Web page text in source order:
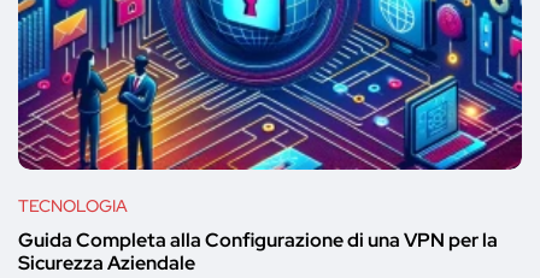
TECNOLOGIA
Guida Completa alla Configurazione di una VPN per la
Sicurezza Aziendale